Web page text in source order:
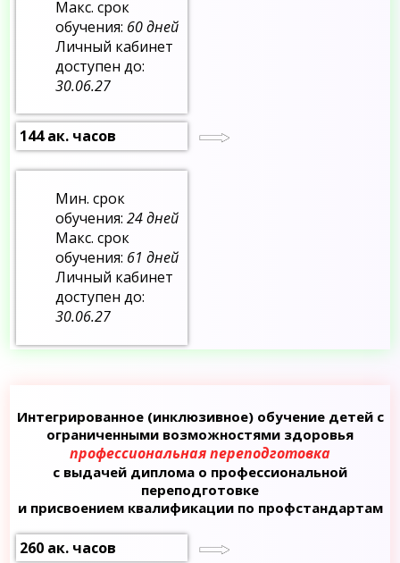
Макс. срок
обучения: 60 дней
Личный кабинет
доступен до:
30.06.27
144 ак. часов
Мин. срок
обучения:24 дней
Макс. срок
обучения: 61 дней
Личный кабинет
доступен до:
30.06.27
Интегрированное (инклюзивное) обучение детей с
ограниченными возможностями здоровья
профессиональная переподготовка
с выдачей диплома о профессиональной
переподготовке
и присвоением квалификации по профстандартам
260 ак. часов